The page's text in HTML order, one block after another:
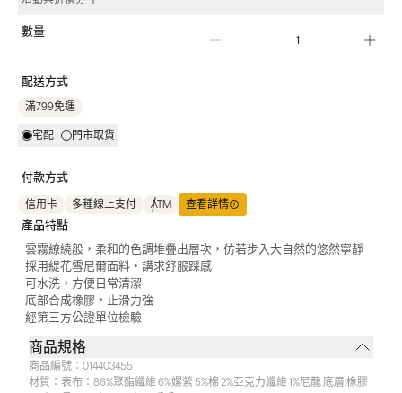
數量
配送方式
滿799免運
宅配 門市取貨
付款方式
信用卡 多種線上支付 ATM 查看詳情
產品特點
雲霧繚繞般，柔和的色調堆疊出層次，仿若步入大自然的悠然寧靜
採用緹花雪尼爾面料，講求舒服踩感
可水洗，方便日常清潔
底部合成橡膠，止滑力強
經第三方公證單位檢驗
商品規格
商品編號： 014403455
材質： 表布：86%聚酯纖維 6%嫘縈 5%棉 2%亞克力纖維 1%尼龍 底層:橡膠